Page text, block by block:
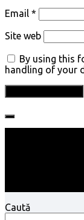
Email *
Site web
By using this
handling of your
Caută